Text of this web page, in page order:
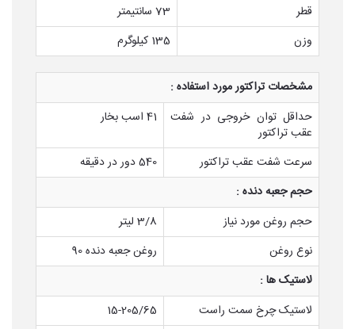
قطر
73 سانتیمتر
وزن
135 کیلوگرم
مشخصات تراکتور مورد استفاده :
حداقل توان خروجی در شفت
عقب تراکتور
41 اسب بخار
سرعت شفت عقب تراکتور
540 دور در دقیقه
حجم جعبه دنده :
حجم روغن مورد نیاز
3/8 لیتر
نوع روغن
روغن جعبه دنده 90
لاستیک ها :
لاستیک چرخ سمت راست
15-205/65